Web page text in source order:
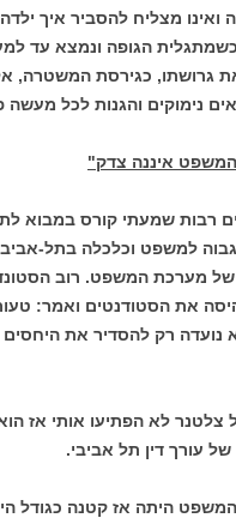
ואינו מצליח להסביר איך
הגופה ונמצא עד
גרושתו, כגירסת המשטרה,
נימוקים והגנות לכל מעשה
איננה צדק"
רבות שמעתי קורס במבוא
למשפט וכלכלה בתל-
מערכת המשפט. רוב
את הסטודנטים ואמר:
נועדה רק להסדיר את
צלטנר לא הפתיעו אותי אז
עורך דין תל אביבי.
היתה אז קטנה כגודל